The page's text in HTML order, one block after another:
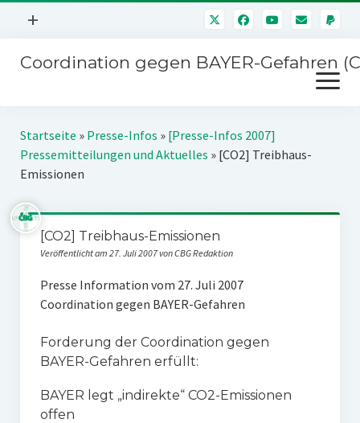
Menü
+
Mitmachen
Über uns
Kontakt
Impressum
Störfälle
Coordination gegen BAYER-Gefahren
Menü
öffnen
Kampagnen
Stichwort BAYER
Jahrestagung
Startseite » Presse-Infos » [Presse-Infos 2007]
Pressemitteilungen und Aktuelles » [CO2] Treibhaus-
Emissionen
[CO2] Treibhaus-Emissionen
Veröffentlicht am 27. Juli 2007 von CBG Redaktion
Presse Information vom 27. Juli 2007
Coordination gegen BAYER-Gefahren
Forderung der Coordination gegen
BAYER-Gefahren erfüllt:
BAYER legt „indirekte“ CO2-Emissionen
offen